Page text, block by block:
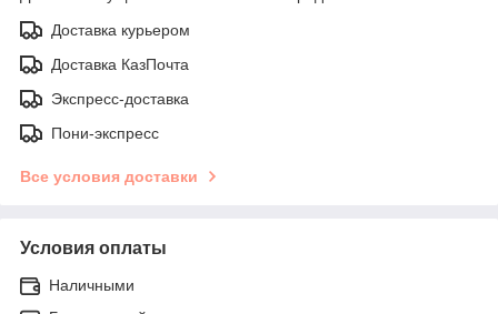
Доставка курьером
Доставка КазПочта
Экспресс-доставка
Пони-экспресс
Все условия доставки
Условия оплаты
Наличными